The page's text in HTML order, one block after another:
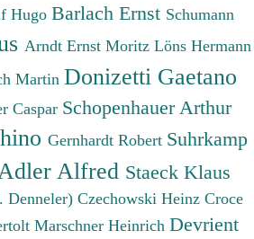
Hugo Barlach Ernst Schumann
Arndt Ernst Moritz Löns Hermann
Martin Donizetti Gaetano
Caspar Schopenhauer Arthur
Gernhardt Robert Suhrkamp
Adler Alfred Staeck Klaus
Denneler) Czechowski Heinz Croce
Marschner Heinrich Devrient